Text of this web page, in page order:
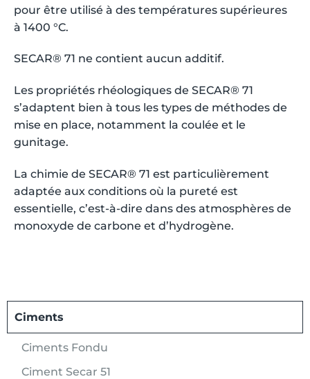
Ciments
Ciments Fondu
Ciment Secar 51
pour être utilisé à des températures supérieures
à 1400 °C.
SECAR® 71 ne contient aucun additif.
Les propriétés rhéologiques de SECAR® 71
s’adaptent bien à tous les types de méthodes de
mise en place, notamment la coulée et le
gunitage.
La chimie de SECAR® 71 est particulièrement
adaptée aux conditions où la pureté est
essentielle, c’est-à-dire dans des atmosphères de
monoxyde de carbone et d’hydrogène.